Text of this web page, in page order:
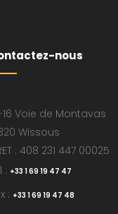
nous
16 Voie de Montavas
Wissous
: 408 231 447 00025
: +33 1 69 19 47 47
: +33 1 69 19 47 48